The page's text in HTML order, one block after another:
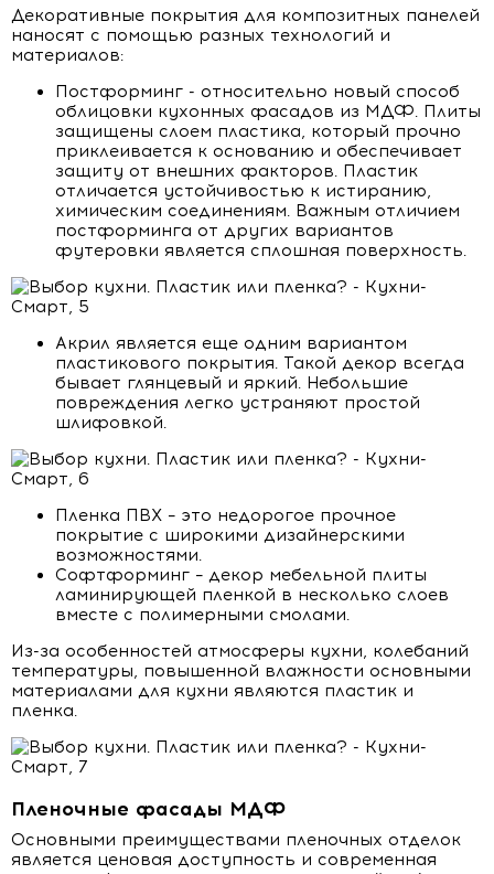
Декоративные покрытия для композитных панелей
наносят с помощью разных технологий и
материалов:
Постформинг - относительно новый способ
облицовки кухонных фасадов из МДФ. Плиты
защищены слоем пластика, который прочно
приклеивается к основанию и обеспечивает
защиту от внешних факторов. Пластик
отличается устойчивостью к истиранию,
химическим соединениям. Важным отличием
постформинга от других вариантов
футеровки является сплошная поверхность.
Акрил является еще одним вариантом
пластикового покрытия. Такой декор всегда
бывает глянцевый и яркий. Небольшие
повреждения легко устраняют простой
шлифовкой.
Пленка ПВХ – это недорогое прочное
покрытие с широкими дизайнерскими
возможностями.
Софтформинг – декор мебельной плиты
ламинирующей пленкой в несколько слоев
вместе с полимерными смолами.
Из-за особенностей атмосферы кухни, колебаний
температуры, повышенной влажности основными
материалами для кухни являются пластик и
пленка.
Пленочные фасады МДФ
Основными преимуществами пленочных отделок
является ценовая доступность и современная